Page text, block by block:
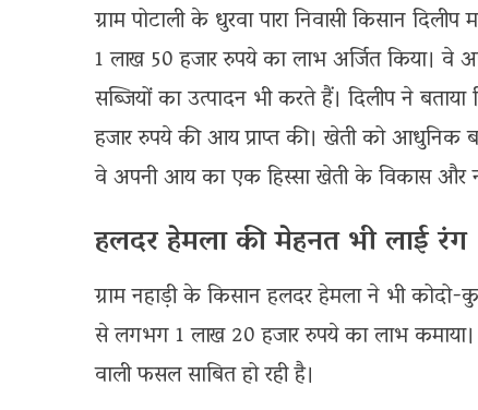
ग्राम पोटाली के धुरवा पारा निवासी किसान
1 लाख 50 हजार रुपये का लाभ अर्जित किया।
सब्जियों का उत्पादन भी करते हैं। दिलीप ने
हजार रुपये की आय प्राप्त की। खेती को आधुनिक
वे अपनी आय का एक हिस्सा खेती के विकास और
हलदर हेमला की मेहनत भी लाई रंग
ग्राम नहाड़ी के किसान हलदर हेमला ने भी
से लगभग 1 लाख 20 हजार रुपये का लाभ
वाली फसल साबित हो रही है।